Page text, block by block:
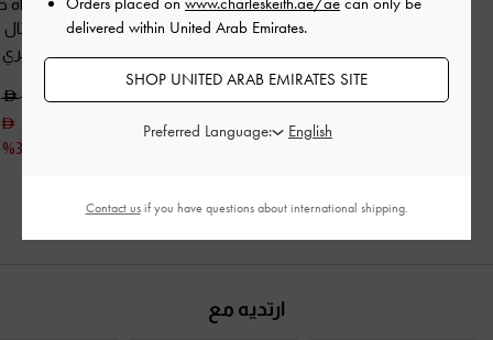
225.00
الجلد السويدي الصناعي
عالي -برغندي
350.00
مزين بالكريستال
طباشيري
325.00
ارتديه مع
delivered within United Arab Emirates.
SHOP UNITED ARAB EMIRATES SITE
Preferred Language:
Contact usif you have questions about international shipping.